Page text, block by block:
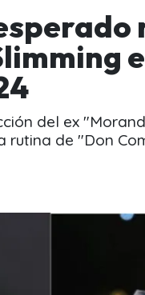
del ex
rutina de "Don